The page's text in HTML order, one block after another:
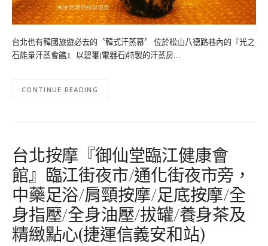
台北也有韓國旅遊必去的〝韓式汗蒸幕〞 位於松山八德路巷內的『光之
石能量汗蒸會館』 以碧璽(電器石)特製的汗蒸房…
CONTINUE READING
台北按摩『御仙堂臨江健康會
館』臨江街夜市/通化街夜市旁，
中藥足浴/肩頸按摩/足底按摩/全
身指壓/全身油壓/拔罐/養身茶及
精緻點心(捷運信義安和站)